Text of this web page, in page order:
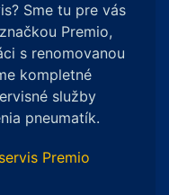
Sme tu pre vás
Premio,
s renomovanou
kompletné
služby
pneumatík.
Premio